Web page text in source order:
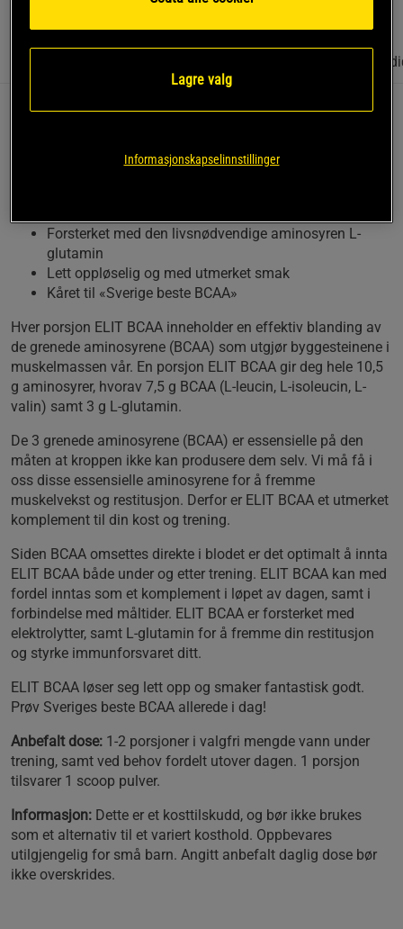
Næringsinformasjon &
muskelbygging og restitusjon.
Forsterket med den livsnødvendige aminosyren L-
glutamin
Lett oppløselig og med utmerket smak
Kåret til «Sverige beste BCAA»
Hver porsjon ELIT BCAA inneholder en effektiv blanding av
de grenede aminosyrene (BCAA) som utgjør byggesteinene i
muskelmassen vår. En porsjon ELIT BCAA gir deg hele 10,5
g aminosyrer, hvorav 7,5 g BCAA (L-leucin, L-isoleucin, L-
valin) samt 3 g L-glutamin.
De 3 grenede aminosyrene (BCAA) er essensielle på den
måten at kroppen ikke kan produsere dem selv. Vi må få i
oss disse essensielle aminosyrene for å fremme
muskelvekst og restitusjon. Derfor er ELIT BCAA et utmerket
komplement til din kost og trening.
Siden BCAA omsettes direkte i blodet er det optimalt å innta
ELIT BCAA både under og etter trening. ELIT BCAA kan med
fordel inntas som et komplement i løpet av dagen, samt i
forbindelse med måltider. ELIT BCAA er forsterket med
elektrolytter, samt L-glutamin for å fremme din restitusjon
og styrke immunforsvaret ditt.
ELIT BCAA løser seg lett opp og smaker fantastisk godt.
Prøv Sveriges beste BCAA allerede i dag!
Anbefalt dose: 1-2 porsjoner i valgfri mengde vann under
trening, samt ved behov fordelt utover dagen. 1 porsjon
tilsvarer 1 scoop pulver.
Informasjon: Dette er et kosttilskudd, og bør ikke brukes
som et alternativ til et variert kosthold. Oppbevares
utilgjengelig for små barn. Angitt anbefalt daglig dose bør
ikke overskrides.
Lagre valg
Informasjonskapselinnstillinger